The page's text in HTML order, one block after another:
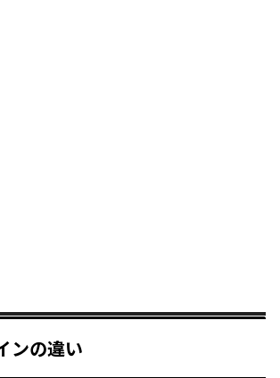
ンの違い